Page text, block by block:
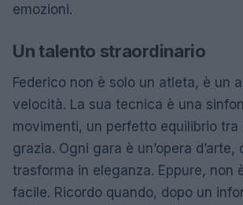
emozioni.
Un talento straordinario
Federico non è solo un atleta, è un
velocità. La sua tecnica è una
movimenti, un perfetto equilibrio tra
grazia. Ogni gara è un’opera
trasforma in eleganza. Eppure, non
facile. Ricordo quando, dopo un